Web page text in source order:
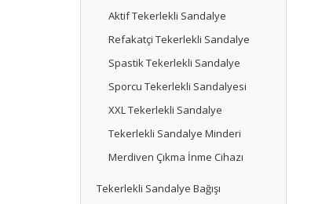
Aktif Tekerlekli Sandalye
Refakatçi Tekerlekli Sandalye
Spastik Tekerlekli Sandalye
Sporcu Tekerlekli Sandalyesi
XXL Tekerlekli Sandalye
Tekerlekli Sandalye Minderi
Merdiven Çıkma İnme Cihazı
Tekerlekli Sandalye Bağışı